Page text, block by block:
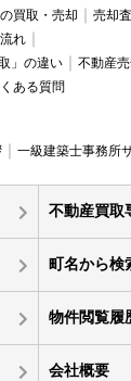
買取・売却
売却
れ
」の違い
不動産
ある質問
一級建築士事務所
不動産買取
町名から検
物件閲覧履
会社概要